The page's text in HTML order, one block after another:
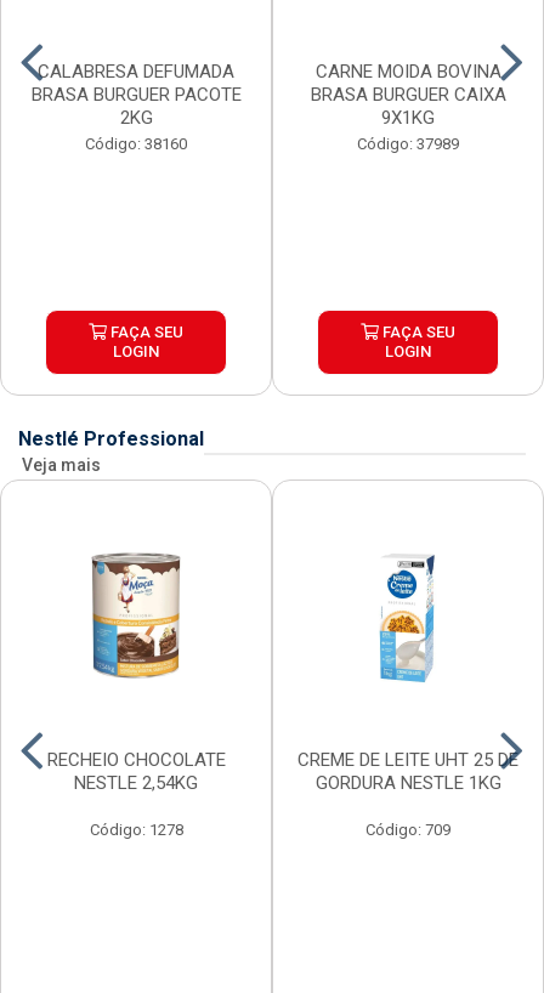
CALABRESA DEFUMADA
BRASA BURGUER PACOTE
2KG
Código: 38160
FAÇA SEU
LOGIN
CARNE MOIDA BOVINA
BRASA BURGUER CAIXA
9X1KG
Código: 37989
FAÇA SEU
LOGIN
Nestlé Professional
Veja mais
RECHEIO CHOCOLATE
NESTLE 2,54KG
Código: 1278
CREME DE LEITE UHT 25 DE
GORDURA NESTLE 1KG
Código: 709